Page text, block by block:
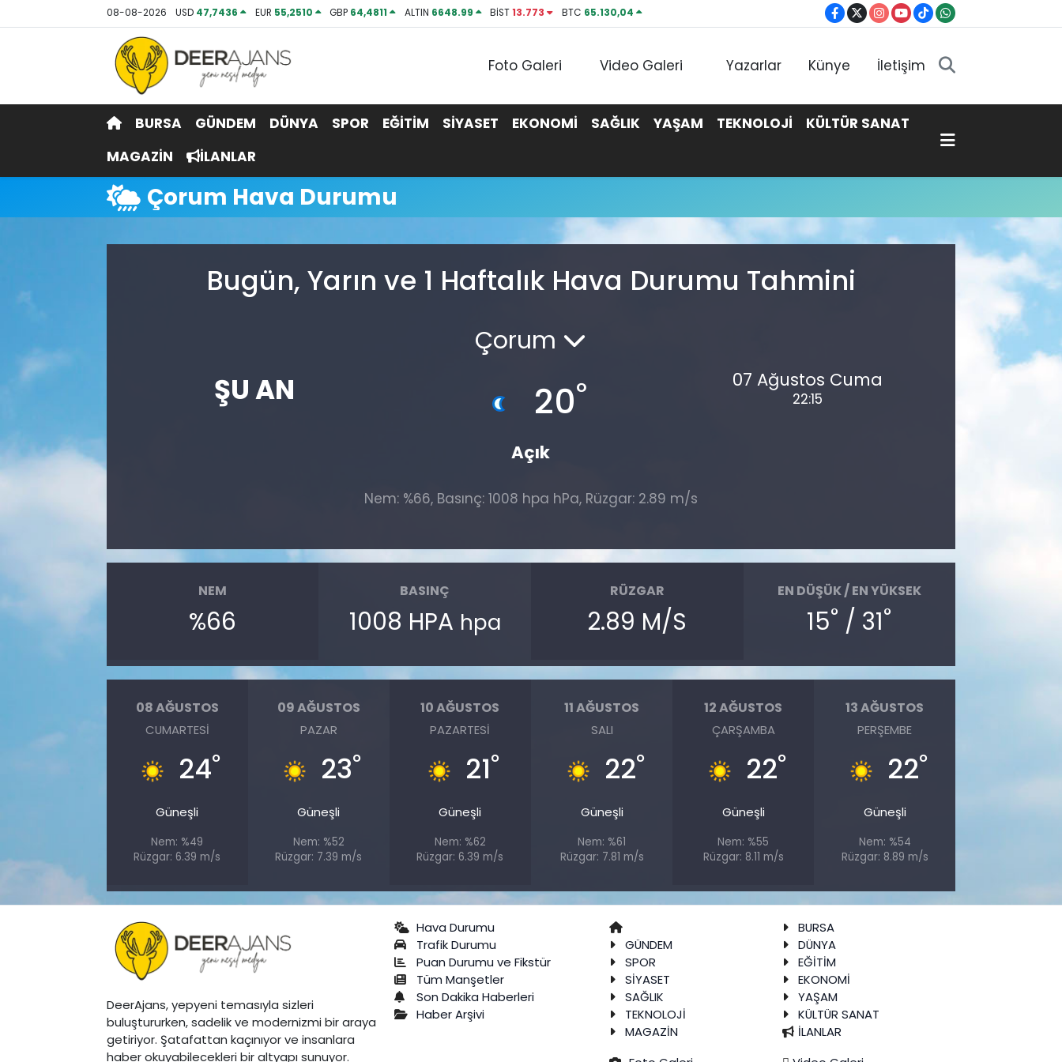
08-08-2026 USD 47,7436 EUR 55,2510 GBP 64,4811 ALTIN 6648.99 BİST13.773 BTC 65.130,04
Foto Galeri Video Galeri Yazarlar Künye İletişim
BURSA GÜNDEM DÜNYA SPOR EĞİTİM SİYASET EKONOMİ SAĞLIK YAŞAM TEKNOLOJİ
KÜLTÜR SANAT
MAGAZİN
İLANLAR
Çorum Hava Durumu
Bugün, Yarın ve 1 Haftalık Hava Durumu Tahmini
ŞU AN
Çorum
20°
Açık
07 Ağustos Cuma
22:15
Nem: %66, Basınç: 1008 hpa hPa, Rüzgar: 2.89 m/s
NEM
%66
BASINÇ
1008 HPA hpa
RÜZGAR
2.89 M/S
EN DÜŞÜK / EN YÜKSEK
15° / 31°
08 AĞUSTOS
CUMARTESI
24°
Güneşli
Nem: %49
Rüzgar: 6.39 m/s
09 AĞUSTOS
PAZAR
23°
Güneşli
Nem: %52
Rüzgar: 7.39 m/s
10 AĞUSTOS
PAZARTESI
21°
Güneşli
Nem: %62
Rüzgar: 6.39 m/s
11 AĞUSTOS
SALI
22°
Güneşli
Nem: %61
Rüzgar: 7.81 m/s
12 AĞUSTOS
ÇARŞAMBA
22°
Güneşli
Nem: %55
Rüzgar: 8.11 m/s
13 AĞUSTOS
PERŞEMBE
22°
Güneşli
Nem: %54
Rüzgar: 8.89 m/s
DeerAjans, yepyeni temasıyla sizleri
buluştururken, sadelik ve modernizmi bir araya
getiriyor. Şatafattan kaçınıyor ve insanlara
haber okuyabilecekleri bir altyapı sunuyor.
Hava Durumu
Trafik Durumu
Puan Durumu ve Fikstür
Tüm Manşetler
Son Dakika Haberleri
Haber Arşivi
BURSA
GÜNDEM
DÜNYA
SPOR
EĞİTİM
SİYASET
EKONOMİ
SAĞLIK
YAŞAM
TEKNOLOJİ
KÜLTÜR SANAT
MAGAZİN
İLANLAR
Hava Durumu
Trafik Durumu
Tüm Manşetler
Son Dakika Haberleri